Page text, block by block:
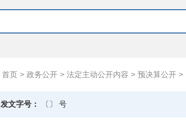
首页 > 政务公开 > 法定主动公开内容 > 预决算公开 >
发文字号： 〔〕 号